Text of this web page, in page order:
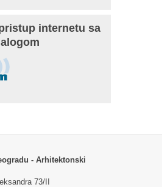
internetu sa
- Arhitektonski
73/II